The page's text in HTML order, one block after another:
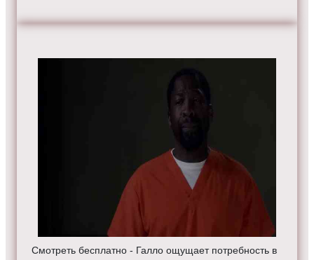
Смотреть бесплатно - Галло ощущает потребность в